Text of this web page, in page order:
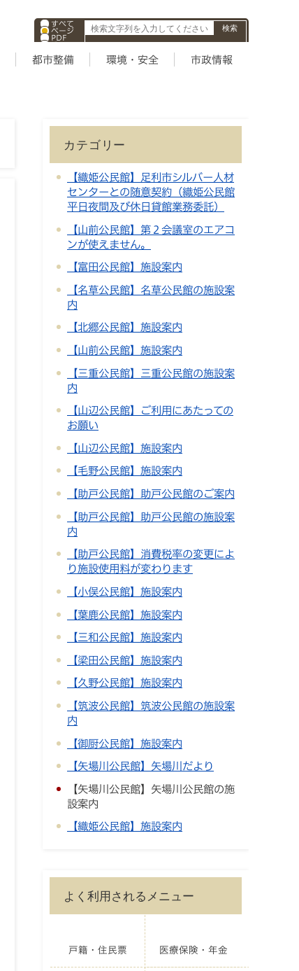
すべて
ページ
PDF
ID
都市整備 環境・安全 市政情報
カテゴリー
【織姫公民館】足利市シルバー人材
センターとの随意契約（織姫公民館
平日夜間及び休日貸館業務委託）
【山前公民館】第２会議室のエアコ
ンが使えません。
【富田公民館】施設案内
【名草公民館】名草公民館の施設案
内
【北郷公民館】施設案内
【山前公民館】施設案内
【三重公民館】三重公民館の施設案
内
【山辺公民館】ご利用にあたっての
お願い
【山辺公民館】施設案内
【毛野公民館】施設案内
【助戸公民館】助戸公民館のご案内
【助戸公民館】助戸公民館の施設案
内
【助戸公民館】消費税率の変更によ
り施設使用料が変わります
【小俣公民館】施設案内
【葉鹿公民館】施設案内
【三和公民館】施設案内
【梁田公民館】施設案内
【久野公民館】施設案内
【筑波公民館】筑波公民館の施設案
内
【御厨公民館】施設案内
【矢場川公民館】矢場川だより
【矢場川公民館】矢場川公民館の施
設案内
【織姫公民館】施設案内
よく利用されるメニュー
戸籍・住民票 医療保険・年金